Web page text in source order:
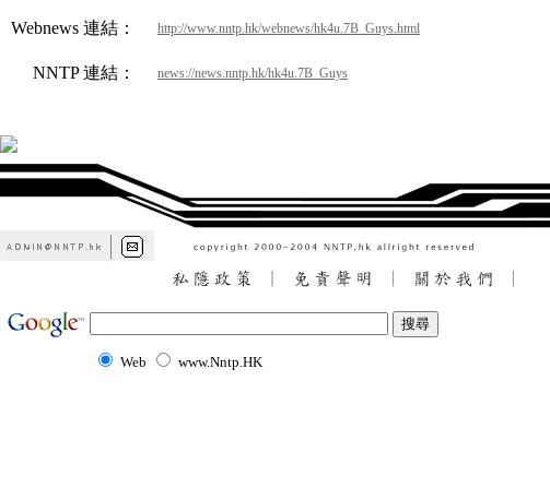
Webnews 連結： http://www.nntp.hk/webnews/hk4u.7B_Guys.html
NNTP 連結： news://news.nntp.hk/hk4u.7B_Guys
Web www.Nntp.HK